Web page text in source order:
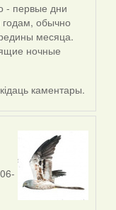
- первые дни
обычно
месяца.
ночные
каментары.